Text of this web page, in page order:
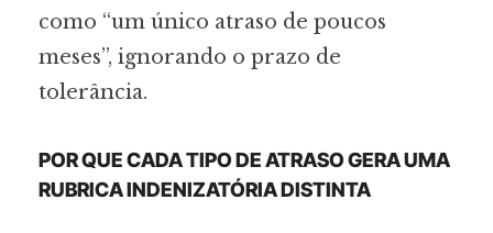
como “um único atraso de poucos
meses”, ignorando o prazo de
tolerância.
POR QUE CADA TIPO DE ATRASO GERA UMA
RUBRICA INDENIZATÓRIA DISTINTA